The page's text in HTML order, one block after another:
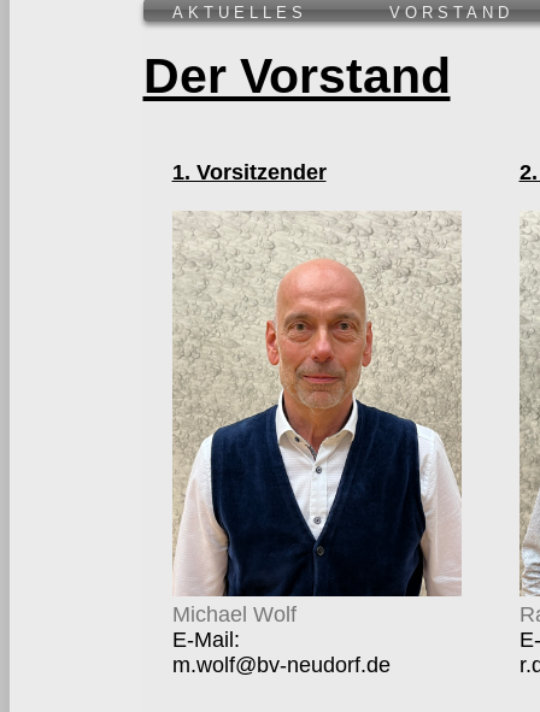
AKTUELLES VORSTAND
Der Vorstand
1. Vorsitzender
Michael Wolf
E-Mail:
m.wolf@bv-neudorf.de